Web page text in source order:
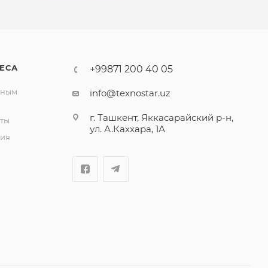
+99871 200 40 05
info@texnostar.uz
г. Ташкент, Яккасарайский р-н,
ул. А.Каххара, 1А